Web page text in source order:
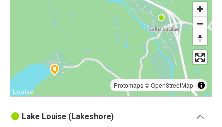
Protomaps©OpenStreetMap
Lake Louise (Lakeshore)